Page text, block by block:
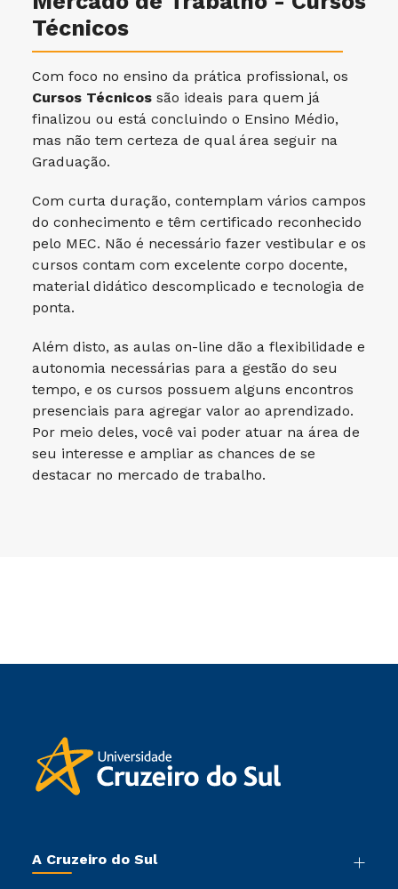
Técnicos
Com foco no ensino da prática profissional, os
Cursos Técnicos são ideais para quem já
finalizou ou está concluindo o Ensino Médio,
mas não tem certeza de qual área seguir na
Graduação.
Com curta duração, contemplam vários campos
do conhecimento e têm certificado reconhecido
pelo MEC. Não é necessário fazer vestibular e os
cursos contam com excelente corpo docente,
material didático descomplicado e tecnologia de
ponta.
Além disto, as aulas on-line dão a flexibilidade e
autonomia necessárias para a gestão do seu
tempo, e os cursos possuem alguns encontros
presenciais para agregar valor ao aprendizado.
Por meio deles, você vai poder atuar na área de
seu interesse e ampliar as chances de se
destacar no mercado de trabalho.
A Cruzeiro do Sul